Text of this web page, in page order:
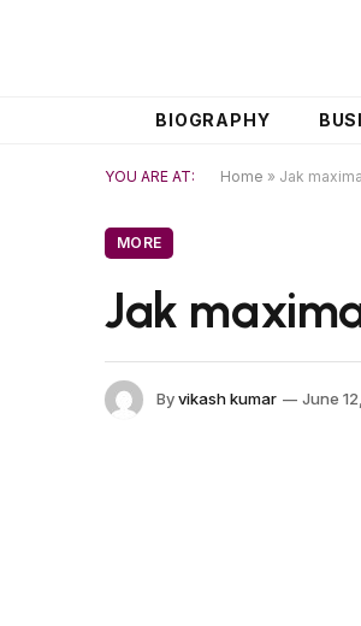
BIOGRAPHY
YOU ARE AT: Home » Jak
MORE
Jak
Byvikash kumar June